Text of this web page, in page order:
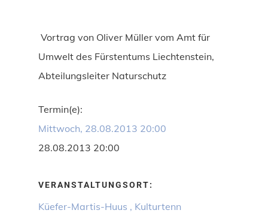
Vortrag von Oliver Müller vom Amt für
Umwelt des Fürstentums Liechtenstein,
Abteilungsleiter Naturschutz
Termin(e):
Mittwoch, 28.08.2013 20:00
28.08.2013 20:00
VERANSTALTUNGSORT:
Küefer-Martis-Huus , Kulturtenn